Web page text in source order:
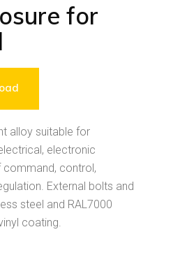
for
alloy suitable for
electronic
control,
External bolts and
steel and RAL7000
coating.